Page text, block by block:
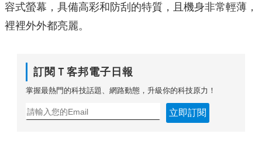
容式螢幕，具備高彩和防刮的特質，且機身非常輕薄，
裡裡外外都亮麗。
訂閱Ｔ客邦電子日報
掌握最熱門的科技話題、網路動態，升級你的科技原力！
立即訂閱